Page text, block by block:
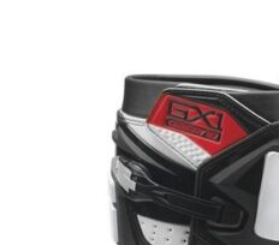
выбрать
на
странице
товара.